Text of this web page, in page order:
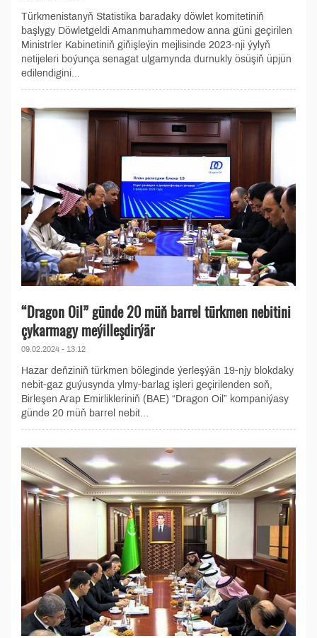
Türkmenistanyň Statistika baradaky döwlet komitetiniň
başlygy Döwletgeldi Amanmuhammedow anna güni geçirilen
Ministrler Kabinetiniň giňişleýin mejlisinde 2023-nji ýylyň
netijeleri boýunça senagat ulgamynda durnukly ösüşiň üpjün
edilendigini...
“Dragon Oil” günde 20 müň barrel türkmen nebitini
çykarmagy meýilleşdirýär
09.02.2024 - 13:12
Hazar deňziniň türkmen böleginde ýerleşýän 19-njy blokdaky
nebit-gaz guýusynda ylmy-barlag işleri geçirilenden soň,
Birleşen Arap Emirlikleriniň (BAE) “Dragon Oil” kompaniýasy
günde 20 müň barrel nebit...